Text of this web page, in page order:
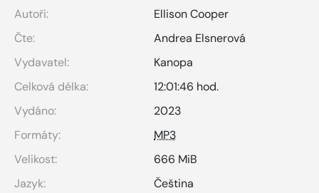
Autoři:
Ellison Cooper
Čte:
Andrea Elsnerová
Vydavatel:
Kanopa
Celková délka:
12:01:46 hod.
Vydáno:
2023
Formáty:
MP3
Velikost:
666 MiB
Jazyk:
Čeština